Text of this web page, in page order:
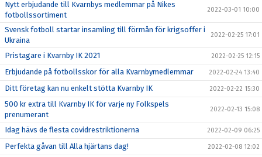
Nytt erbjudande till Kvarnbys medlemmar på Nikes
fotbollssortiment
2022-03-01 10:00
Svensk fotboll startar insamling till förmån för krigsoffer i
Ukraina
2022-02-25 17:01
Pristagare i Kvarnby IK 2021 2022-02-25 12:15
Erbjudande på fotbollsskor för alla Kvarnbymedlemmar 2022-02-24 13:40
Ditt företag kan nu enkelt stötta Kvarnby IK 2022-02-22 15:30
500 kr extra till Kvarnby IK för varje ny Folkspels
prenumerant
2022-02-13 15:08
Idag hävs de flesta covidrestriktionerna 2022-02-09 06:25
Perfekta gåvan till Alla hjärtans dag! 2022-02-08 12:02